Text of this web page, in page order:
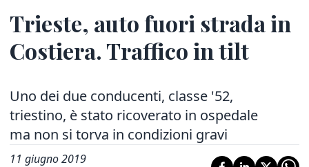
Trieste, auto fuori strada in
Costiera. Traffico in tilt
Uno dei due conducenti, classe '52,
triestino, è stato ricoverato in ospedale
ma non si torva in condizioni gravi
11 giugno 2019